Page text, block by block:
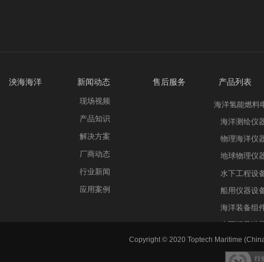
海洋氢能燃料
海洋测绘仪
物理海洋仪
地球物理仪
水下工程设
船用仪器设
海洋装备组
水下运载潜
现场视频
产品知识
解决方案
厂商动态
行业新闻
应用案例
泱海海洋 新闻动态 售后服务 产品列表
Copyright © 2020 Toptech Maritime